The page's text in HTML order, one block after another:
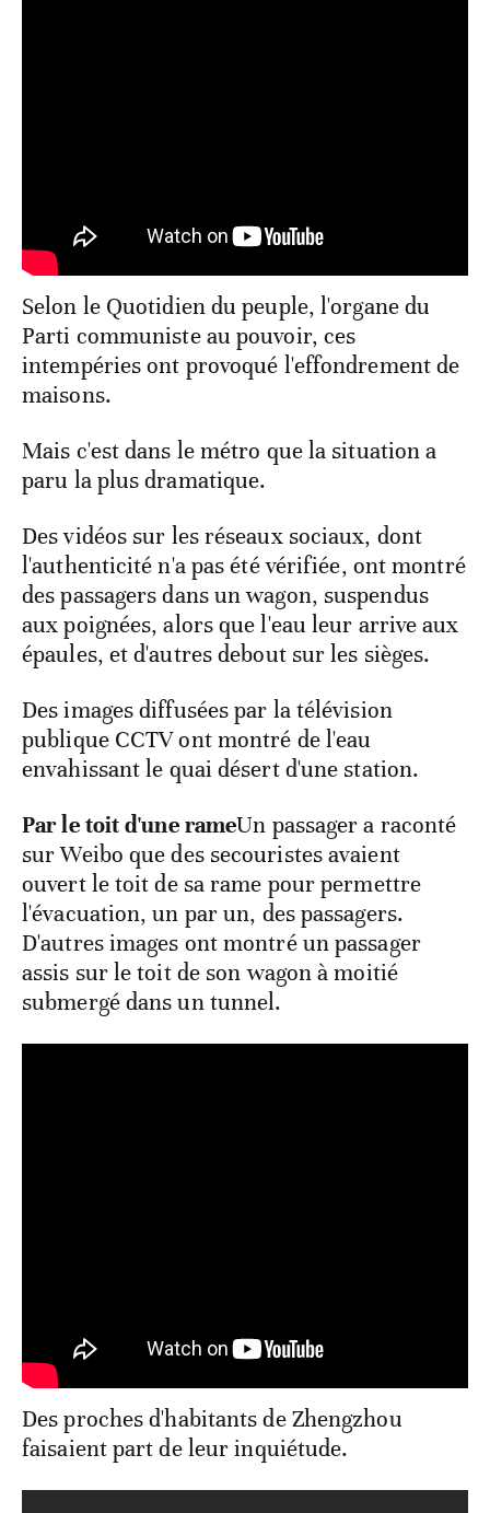
Selon le Quotidien du peuple, l'organe du
Parti communiste au pouvoir, ces
intempéries ont provoqué l'effondrement de
maisons.
Mais c'est dans le métro que la situation a
paru la plus dramatique.
Des vidéos sur les réseaux sociaux, dont
l'authenticité n'a pas été vérifiée, ont montré
des passagers dans un wagon, suspendus
aux poignées, alors que l'eau leur arrive aux
épaules, et d'autres debout sur les sièges.
Des images diffusées par la télévision
publique CCTV ont montré de l'eau
envahissant le quai désert d'une station.
Par le toit d'une rameUn passager a raconté
sur Weibo que des secouristes avaient
ouvert le toit de sa rame pour permettre
l'évacuation, un par un, des passagers.
D'autres images ont montré un passager
assis sur le toit de son wagon à moitié
submergé dans un tunnel.
Des proches d'habitants de Zhengzhou
faisaient part de leur inquiétude.